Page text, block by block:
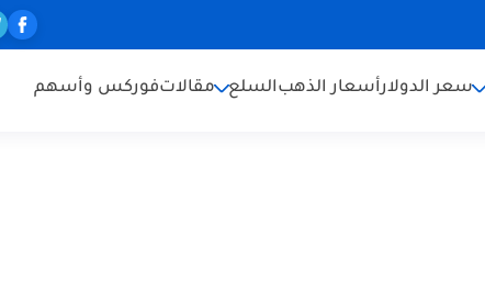
سعر الدولارأسعار الذهبالسلع مقالاتفوركس وأسهم